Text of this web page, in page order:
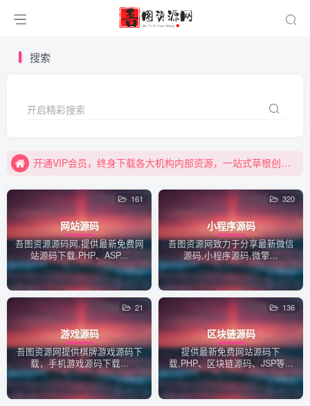
搜索
开启精彩搜索
本站始于2018，稳定不跑路，欢迎加入VIP!
开通VIP会员，终身下载各大机构内部资源，一站式草根创业基地，最新最强网赚教程大全，小投入，大回报！
吾图资源网全新改版升级，网站使用中如发现有何问题，可以联系在线QQ客服：815271572！
网站源码
吾图资源源码网,提供最新免费网
站源码下载,PHP、ASP...
161
小程序源码
吾图资源网致力于分享最新微信
源码,小程序源码,微擎...
320
游戏源码
吾图资源网提供棋牌游戏源码下
载，手机游戏源码下载...
21
区块链源码
提供最新免费网站源码下
载,PHP、区块链源码、JSP等...
136